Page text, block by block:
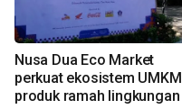
Nusa Dua Eco Market
perkuat ekosistem UMKM
produk ramah lingkungan